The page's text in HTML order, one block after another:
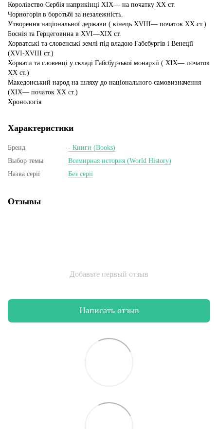
Королівство Сербія наприкінці XIX— на початку XX ст.
Чорногорія в боротьбі за незалежність.
Утворення національної держави ( кінець XVIII— початок XX ст.)
Боснія та Герцеговина в XVI—XIX ст.
Хорватські та словенські землі під владою Габсбургів і Венеції
(XVI-XVIII ст.)
Хорвати та словенці у складі Габсбурзької монархії ( XIX— початок
XX ст.)
Македонський народ на шляху до національного самовизначення
(XIX— початок XX ст.)
Хронологія
Характеристики
Бренд
- Книги (Books)
Выбор темы
Всемирная история (World History)
Назва серії
Без серії
Отзывы
Добавьте первый отзыв
Написать отзыв